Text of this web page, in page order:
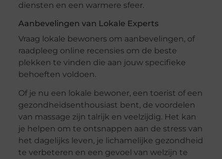
diensten en een warmere sfeer.
Aanbevelingen van Lokale Experts
Vraag lokale bewoners om aanbevelingen, of
raadpleeg online recensies om de beste
plekken te vinden die aan jouw specifieke
behoeften voldoen.
Of je nu een lokale bewoner, een toerist of een
gezondheidsenthousiast bent, de voordelen
van massage zijn talrijk en veelzijdig. Het kan
je helpen om te ontsnappen aan de stress van
het dagelijks leven, je lichamelijke gezondheid
te verbeteren en een gevoel van welzijn te